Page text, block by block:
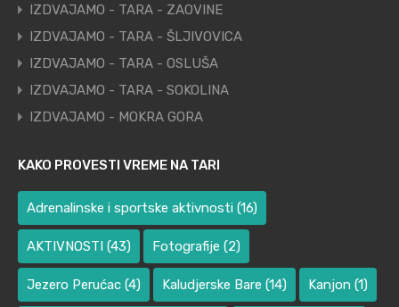
IZDVAJAMO - TARA - ZAOVINE
IZDVAJAMO - TARA - ŠLJIVOVICA
IZDVAJAMO - TARA - OSLUŠA
IZDVAJAMO - TARA - SOKOLINA
IZDVAJAMO - MOKRA GORA
KAKO PROVESTI VREME NA TARI
Adrenalinske i sportske aktivnosti (16)
AKTIVNOSTI (43) Fotografije (2)
Jezero Perućac (4) Kaludjerske Bare (14) Kanjon (1)